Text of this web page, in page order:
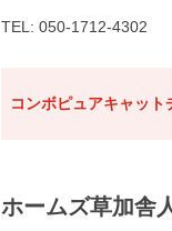
TEL: 050-1712-4302
コンボピュアキャッ
ホームズ草加舎